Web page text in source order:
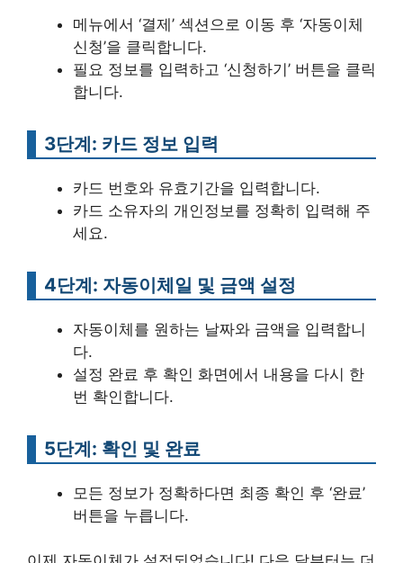
메뉴에서 ‘결제’ 섹션으로 이동 후 ‘자동이체
신청’을 클릭합니다.
필요 정보를 입력하고 ‘신청하기’ 버튼을 클릭
합니다.
3단계: 카드 정보 입력
카드 번호와 유효기간을 입력합니다.
카드 소유자의 개인정보를 정확히 입력해 주
세요.
4단계: 자동이체일 및 금액 설정
자동이체를 원하는 날짜와 금액을 입력합니
다.
설정 완료 후 확인 화면에서 내용을 다시 한
번 확인합니다.
5단계: 확인 및 완료
모든 정보가 정확하다면 최종 확인 후 ‘완료’
버튼을 누릅니다.